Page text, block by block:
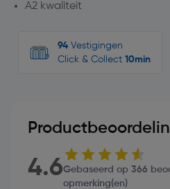
A2 kwaliteit
94 Vestigingen
Click & Collect 10min
4.6Gebaseerd op 366
opmerking(en)